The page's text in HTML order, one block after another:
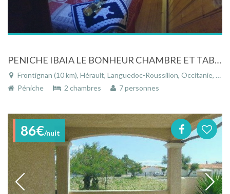
PENICHE IBAIA LE BONHEUR CHAMBRE ET TABLE D'HOTES PROMENADE SUR LE CANAL
Frontignan (10 km), Hérault, Languedoc-Roussillon, Occitanie, France
Péniche
2 chambres 7 personnes
86€/nuit